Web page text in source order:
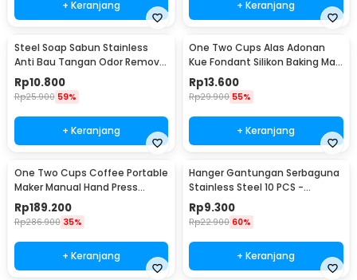
+ Keranjang + Keranjang
Steel Soap Sabun Stainless
Anti Bau Tangan Odor Remove
- HW071
Rp10.800
Rp25.900 59%
+ Keranjang
One Two Cups Alas Adonan
Kue Fondant Silikon Baking Mat
Anti Slip - JJ3873
Rp13.600
Rp29.900 55%
+ Keranjang
One Two Cups Coffee Portable
Maker Manual Hand Press
Espresso 300ml - T35066
Rp189.200
Rp286.900 35%
+ Keranjang
Hanger Gantungan Serbaguna
Stainless Steel 10 PCS -
M127105
Rp9.300
Rp22.900 60%
+ Keranjang